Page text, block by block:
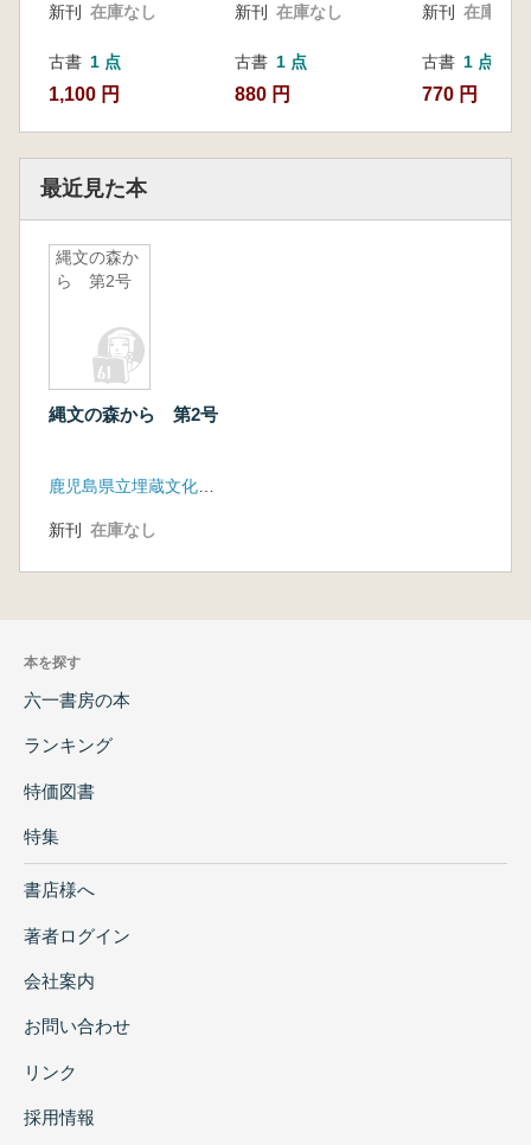
新刊 在庫なし
古書 1 点
1,100 円
新刊 在庫なし
古書 1 点
880 円
新刊 在庫なし
古書 1 点
770 円
最近見た本
縄文の森か
ら 第2号
縄文の森から 第2号
鹿児島県立埋蔵文化財センター
新刊 在庫なし
本を探す
六一書房の本
ランキング
特価図書
特集
書店様へ
著者ログイン
会社案内
お問い合わせ
リンク
採用情報